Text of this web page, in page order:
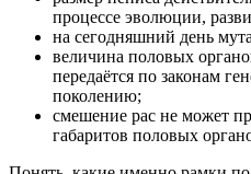
процессе эволюции,
на сегодняшний день
величина половых
передаётся по законам
поколению;
смешение рас не может
габаритов половых